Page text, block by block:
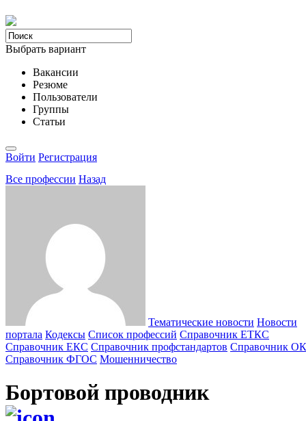
Выбрать вариант
Вакансии
Резюме
Пользователи
Группы
Статьи
Войти Регистрация
Все професcии Назад
Тематические новости Новости
портала Кодексы Cписок профессий Справочник ЕТКС
Справочник ЕКС Справочник профстандартов Справочник
Справочник ФГОС Мошенничество
Бортовой проводник